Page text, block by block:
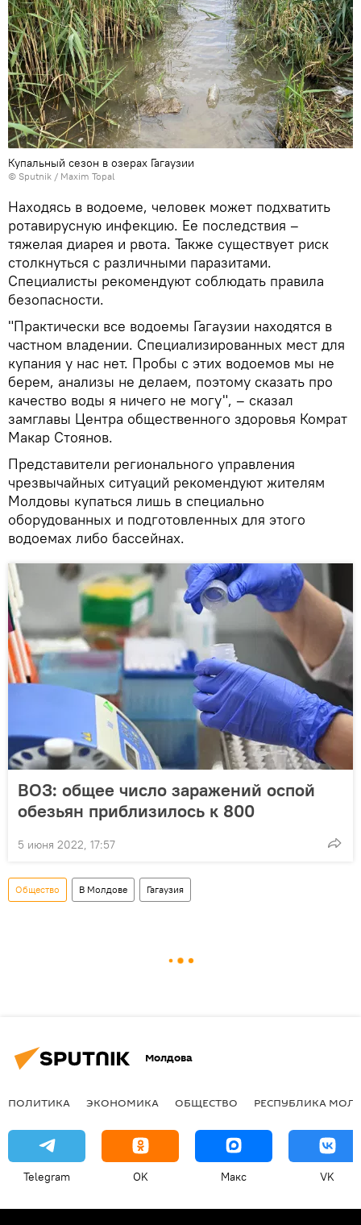
Купальный сезон в озерах Гагаузии
© Sputnik / Maxim Topal
Находясь в водоеме, человек может подхватить
ротавирусную инфекцию. Ее последствия –
тяжелая диарея и рвота. Также существует риск
столкнуться с различными паразитами.
Специалисты рекомендуют соблюдать правила
безопасности.
"Практически все водоемы Гагаузии находятся в
частном владении. Специализированных мест для
купания у нас нет. Пробы с этих водоемов мы не
берем, анализы не делаем, поэтому сказать про
качество воды я ничего не могу", – сказал
замглавы Центра общественного здоровья Комрат
Макар Стоянов.
Представители регионального управления
чрезвычайных ситуаций рекомендуют жителям
Молдовы купаться лишь в специально
оборудованных и подготовленных для этого
водоемах либо бассейнах.
ВОЗ: общее число заражений оспой
обезьян приблизилось к 800
5 июня 2022, 17:57
Общество В Молдове Гагаузия
Молдова
ПОЛИТИКА ЭКОНОМИКА ОБЩЕСТВО РЕСПУБЛИКА
Telegram OK Макс VK